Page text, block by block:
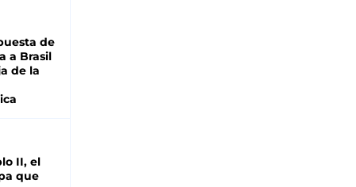
de
a Brasil
de la
II, el
que